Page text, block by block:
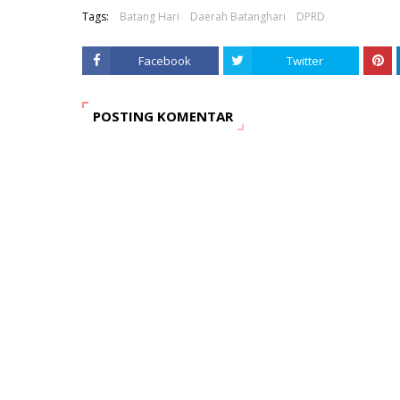
Tags: Batang Hari Daerah Batanghari DPRD
Facebook Twitter
POSTING KOMENTAR